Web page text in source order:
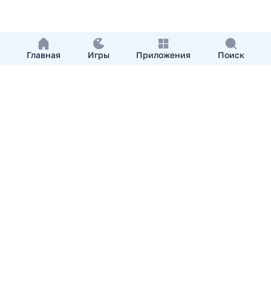
Главная Игры Приложения Поиск